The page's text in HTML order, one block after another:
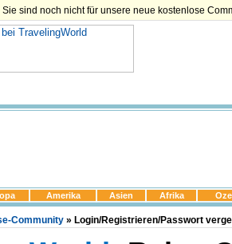
sind noch nicht für unsere neue kostenlose
Amerika Asien Afrika
Community » Login/Registrieren/Passwort